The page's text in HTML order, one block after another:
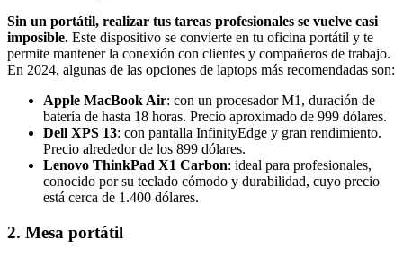
Sin un portátil, realizar tus tareas profesionales se vuelve casi
imposible. Este dispositivo se convierte en tu oficina portátil y te
permite mantener la conexión con clientes y compañeros de trabajo.
En 2024, algunas de las opciones de laptops más recomendadas son:
Apple MacBook Air: con un procesador M1, duración de
batería de hasta 18 horas. Precio aproximado de 999 dólares.
Dell XPS 13: con pantalla InfinityEdge y gran rendimiento.
Precio alrededor de los 899 dólares.
Lenovo ThinkPad X1 Carbon: ideal para profesionales,
conocido por su teclado cómodo y durabilidad, cuyo precio
está cerca de 1.400 dólares.
2. Mesa portátil